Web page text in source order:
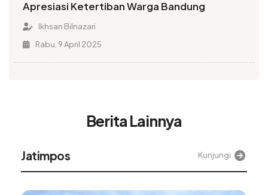
Apresiasi Ketertiban Warga Bandung
Ikhsan Bilnazari
Rabu, 9 April 2025
Berita Lainnya
Jatimpos Kunjungi